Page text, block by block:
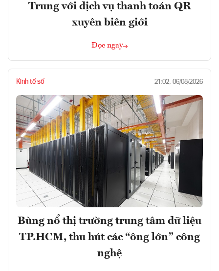
Trung với dịch vụ thanh toán QR
xuyên biên giới
Đọc ngay
Kinh tế số 21:02, 06/08/2026
Bùng nổ thị trường trung tâm dữ liệu
TP.HCM, thu hút các “ông lớn” công
nghệ